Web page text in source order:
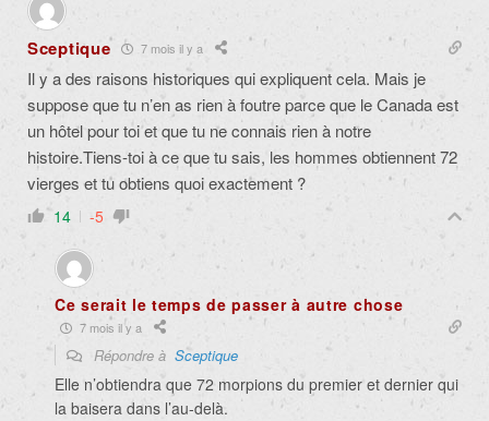
Sceptique 7 mois il y a
Il y a des raisons historiques qui expliquent cela. Mais je
suppose que tu n’en as rien à foutre parce que le Canada est
un hôtel pour toi et que tu ne connais rien à notre
histoire.Tiens-toi à ce que tu sais, les hommes obtiennent 72
vierges et tu obtiens quoi exactement ?
14 -5
Ce serait le temps de passer à autre chose
7 mois il y a
Répondre à Sceptique
Elle n’obtiendra que 72 morpions du premier et dernier qui
la baisera dans l’au-delà.